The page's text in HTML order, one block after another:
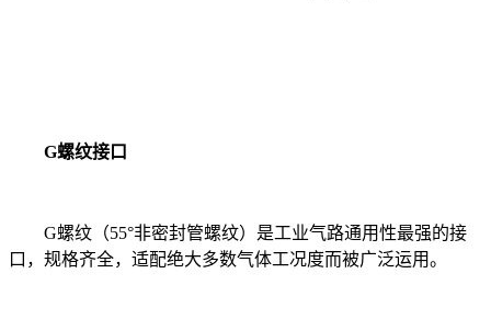
G螺纹接口
G螺纹（55°非密封管螺纹）是工业气路通用性最强的接
口，规格齐全，适配绝大多数气体工况度而被广泛运用。